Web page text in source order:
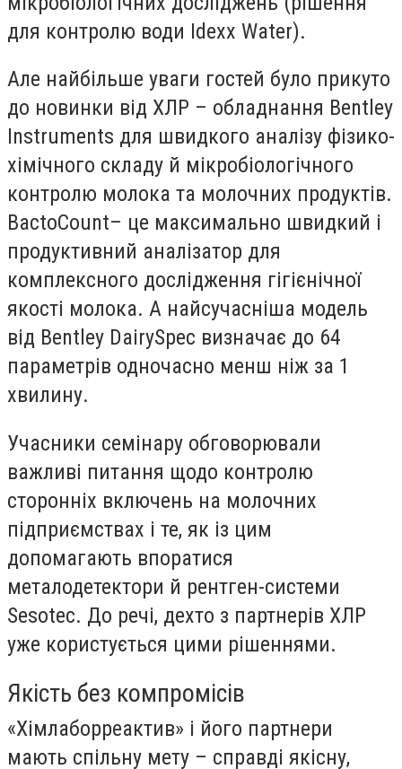
для контролю води Idexx Water).
Але найбільше уваги гостей було прикуто
до новинки від ХЛР – обладнання Bentley
Instruments для швидкого аналізу фізико-
хімічного складу й мікробіологічного
контролю молока та молочних продуктів.
BactoCount– це максимально швидкий і
продуктивний аналізатор для
комплексного дослідження гігієнічної
якості молока. А найсучасніша модель
від Bentley DairySpec визначає до 64
параметрів одночасно менш ніж за 1
хвилину.
Учасники семінару обговорювали
важливі питання щодо контролю
сторонніх включень на молочних
підприємствах і те, як із цим
допомагають впоратися
металодетектори й рентген-системи
Sesotec. До речі, дехто з партнерів ХЛР
уже користується цими рішеннями.
Якість без компромісів
«Хімлаборреактив» і його партнери
мають спільну мету – справді якісну,